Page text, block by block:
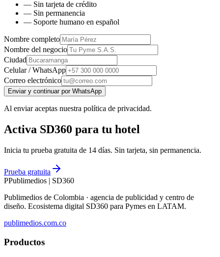
— Sin tarjeta de crédito
— Sin permanencia
— Soporte humano en español
Nombre completo
Nombre del negocio
Ciudad
Celular / WhatsApp
Correo electrónico
Enviar y continuar por WhatsApp
Al enviar aceptas nuestra política de privacidad.
Activa SD360 para tu hotel
Inicia tu prueba gratuita de 14 días. Sin tarjeta, sin permanencia.
Prueba gratuita
PPublimedios | SD360
Publimedios de Colombia · agencia de publicidad y centro de
diseño. Ecosistema digital SD360 para Pymes en LATAM.
publimedios.com.co
Productos